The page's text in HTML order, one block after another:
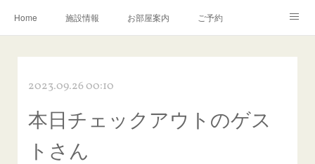
Home 施設情報 お部屋案内 ご予約
お問い合わせ／Q&A
2023.09.26 00:10
本日チェックアウトのゲス
トさん